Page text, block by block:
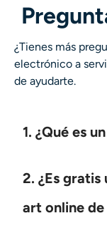
¿Tienes más
electrónico a
de ayudarte.
1. ¿Qué es
2. ¿Es
art online de